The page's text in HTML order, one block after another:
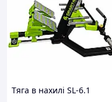
Тяга в нахилі SL-6.1